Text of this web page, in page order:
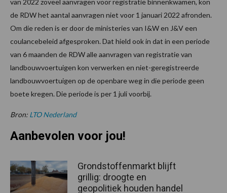
van 2022 zoveel aanvragen voor registratie binnenkwamen, kon
de RDW het aantal aanvragen niet voor 1 januari 2022 afronden.
Om die reden is er door de ministeries van I&W en J&V een
coulancebeleid afgesproken. Dat hield ook in dat in een periode
van 6 maanden de RDW alle aanvragen van registratie van
landbouwvoertuigen kon verwerken en niet-geregistreerde
landbouwvoertuigen op de openbare weg in die periode geen
boete kregen. Die periode is per 1 juli voorbij.
Bron: LTO Nederland
Aanbevolen voor jou!
Grondstoffenmarkt blijft
grillig: droogte en
geopolitiek houden handel